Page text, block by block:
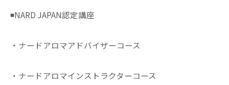
◾️NARD JAPAN認定講座
・ナードアロマアドバイザーコース
・ナードアロマインストラクターコース